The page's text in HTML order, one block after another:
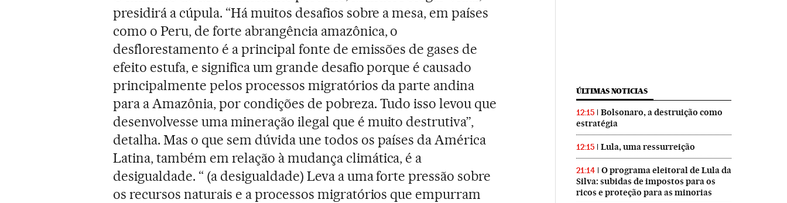
presidirá a cúpula. “Há muitos desafios sobre a mesa, em países
como o Peru, de forte abrangência amazônica, o
desflorestamento é a principal fonte de emissões de gases de
efeito estufa, e significa um grande desafio porque é causado
principalmente pelos processos migratórios da parte andina
para a Amazônia, por condições de pobreza. Tudo isso levou que
desenvolvesse uma mineração ilegal que é muito destrutiva”,
detalha. Mas o que sem dúvida une todos os países da América
Latina, também em relação à mudança climática, é a
desigualdade. “ (a desigualdade) Leva a uma forte pressão sobre
os recursos naturais e a processos migratórios que empurram
ÚLTIMAS NOTICIAS
12:15
Bolsonaro, a destruição como
estratégia
12:15 Lula, uma ressurreição
21:14
O programa eleitoral de Lula da
Silva: subidas de impostos para os
ricos e proteção para as minorias